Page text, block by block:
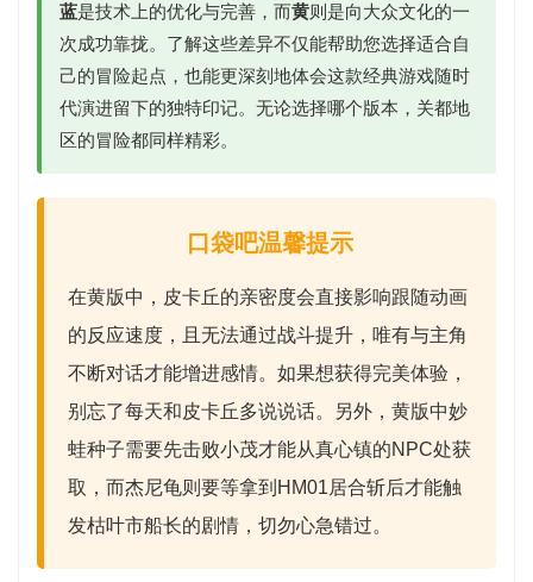
蓝是技术上的优化与完善，而黄则是向大众文化的一
次成功靠拢。了解这些差异不仅能帮助您选择适合自
己的冒险起点，也能更深刻地体会这款经典游戏随时
代演进留下的独特印记。无论选择哪个版本，关都地
区的冒险都同样精彩。
口袋吧温馨提示
在黄版中，皮卡丘的亲密度会直接影响跟随动画
的反应速度，且无法通过战斗提升，唯有与主角
不断对话才能增进感情。如果想获得完美体验，
别忘了每天和皮卡丘多说说话。另外，黄版中妙
蛙种子需要先击败小茂才能从真心镇的NPC处获
取，而杰尼龟则要等拿到HM01居合斩后才能触
发枯叶市船长的剧情，切勿心急错过。